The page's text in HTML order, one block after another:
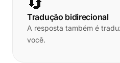
Tradução bidirecional
A resposta também é
você.